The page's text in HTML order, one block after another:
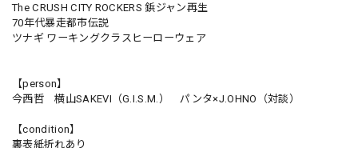
The CRUSH CITY ROCKERS 鋲ジャン再生
70年代暴走都市伝説
ツナギ ワーキングクラスヒーローウェア
【person】
今西哲 横山SAKEVI（G.I.S.M.） パンタ×J.OHNO（対談）
【condition】
裏表紙折れあり